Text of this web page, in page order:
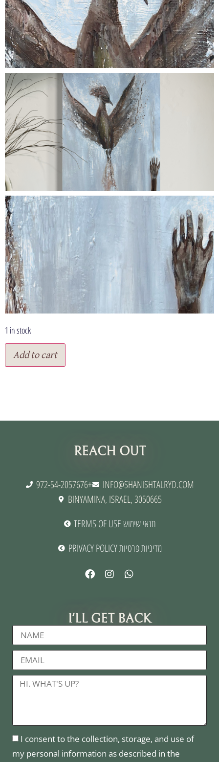
1 in stock
Add to cart
REACH OUT
972-54-2057676+
INFO@SHANISHTALRYD.COM
BINYAMINA, ISRAEL, 3050665
TERMS OF USE תנאי שימוש
PRIVACY POLICY מדיניות פרטיות
I'LL GET BACK
I consent to the collection, storage, and use of
my personal information as described in the